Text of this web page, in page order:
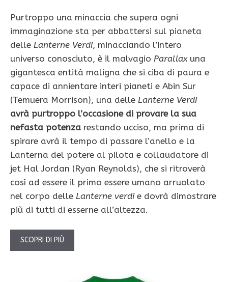
Purtroppo una minaccia che supera ogni
immaginazione sta per abbattersi sul pianeta
delle Lanterne Verdi, minacciando l’intero
universo conosciuto, è il malvagio Parallaxuna
gigantesca entità maligna che si ciba di paura e
capace di annientare interi pianeti e Abin Sur
(Temuera Morrison), una delle Lanterne Verdi
avrà purtroppo l’occasione di provare la sua
nefasta potenza restando ucciso, ma prima di
spirare avrà il tempo di passare l’anello e la
Lanterna del potere al pilota e collaudatore di
jet Hal Jordan (Ryan Reynolds), che si ritroverà
così ad essere il primo essere umano arruolato
nel corpo delle Lanterne verdie dovrà dimostrare
più di tutti di esserne all’altezza.
SCOPRI DI PIÙ